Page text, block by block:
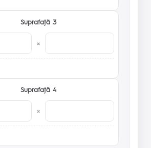
Suprafaţă 3
×
Suprafaţă 4
×